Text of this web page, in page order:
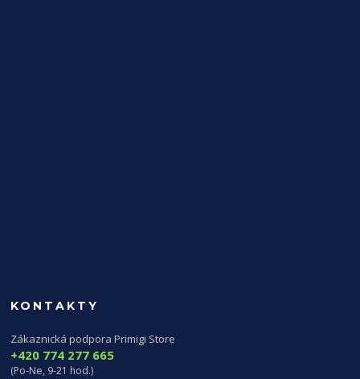
KONTAKTY
Zákaznická podpora Primigi Store
+420 774 277 665
(Po-Ne, 9-21 hod.)